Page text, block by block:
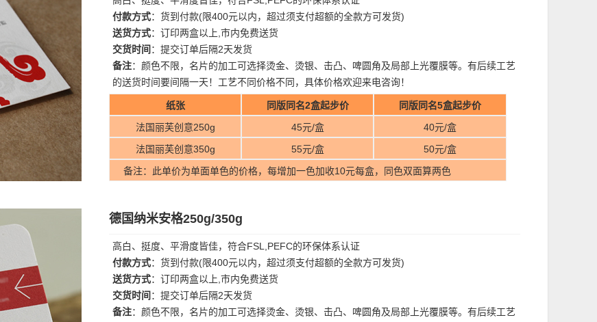
付款方式：货到付款(限400元以内，超过须支付超额的全款方可发货)
送货方式：订印两盒以上,市内免费送货
交货时间 ：提交订单后隔2天发货
备注：颜色不限，名片的加工可选择烫金、烫银、击凸、啤圆角及局部上光覆膜等。有后续工艺
的送货时间要间隔一天！工艺不同价格不同，具体价格欢迎来电咨询！
纸张 同版同名2盒起步价
同版同名5盒起步价
法国丽芙创意250g
45元/盒
40元/盒
法国丽芙创意350g
55元/盒
50元/盒
备注：此单价为单面单色的价格，每增加一色加收10元每盒，同色双面算两色
德国纳米安格250g/350g
高白、挺度、平滑度皆佳，符合FSL,PEFC的环保体系认证
付款方式：货到付款(限400元以内，超过须支付超额的全款方可发货)
送货方式：订印两盒以上,市内免费送货
交货时间 ：提交订单后隔2天发货
备注：颜色不限，名片的加工可选择烫金、烫银、击凸、啤圆角及局部上光覆膜等。有后续工艺